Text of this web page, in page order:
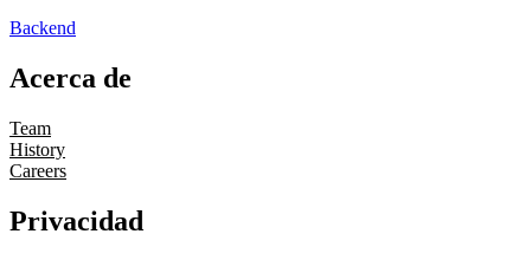
Backend
Acerca de
Team
History
Careers
Privacidad